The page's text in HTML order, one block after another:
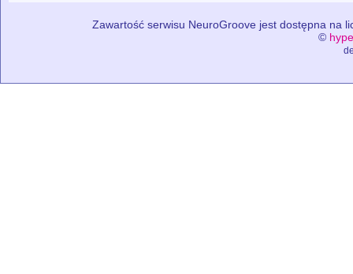
Zawartość serwisu NeuroGroove jest dostępna na
©